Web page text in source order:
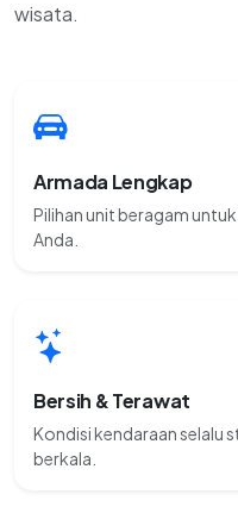
wisata.
Armada Lengkap
Pilihan unit beragam
Anda.
Bersih & Terawat
Kondisi kendaraan selalu
berkala.